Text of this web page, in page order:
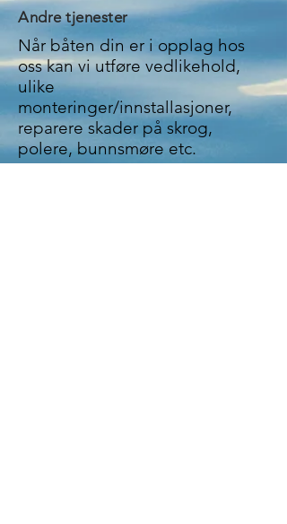
Andre tjenester
Når båten din er i opplag hos
oss kan vi utføre vedlikehold,
ulike
monteringer/innstallasjoner,
reparere skader på skrog,
polere, bunnsmøre etc.